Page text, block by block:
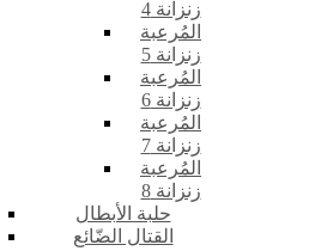
زنزانة 4
المُرعبة
زنزانة 5
المُرعبة
زنزانة 6
المُرعبة
زنزانة 7
المُرعبة
زنزانة 8
حلبة الأبطال
القتال الضّائع